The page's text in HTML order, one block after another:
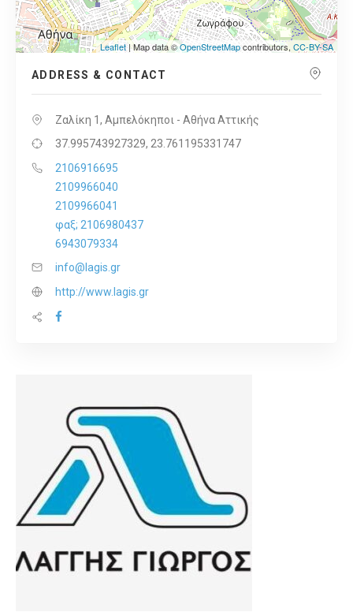
Leaflet| Map data ©OpenStreetMapcontributors, CC-BY-SA
ADDRESS & CONTACT
Ζαλίκη 1, Αμπελόκηποι - Αθήνα Αττικής
37.995743927329, 23.761195331747
2106916695
2109966040
2109966041
φαξ; 2106980437
6943079334
info@lagis.gr
http://www.lagis.gr